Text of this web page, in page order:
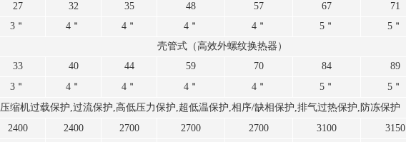
27 32 35 48 57 67 71
3＂ 4＂ 4＂ 4＂ 4＂ 5＂ 5＂
壳管式（高效外螺纹换热器）
33 40 44 59 70 84 89
3＂ 4＂ 4＂ 4＂ 4＂ 5＂ 5＂
压缩机过载保护,过流保护,高低压力保护,超低温保护,相序/缺相保护,排气过热保护,防冻保护
2400 2400 2700 2700 2700 3100 3150